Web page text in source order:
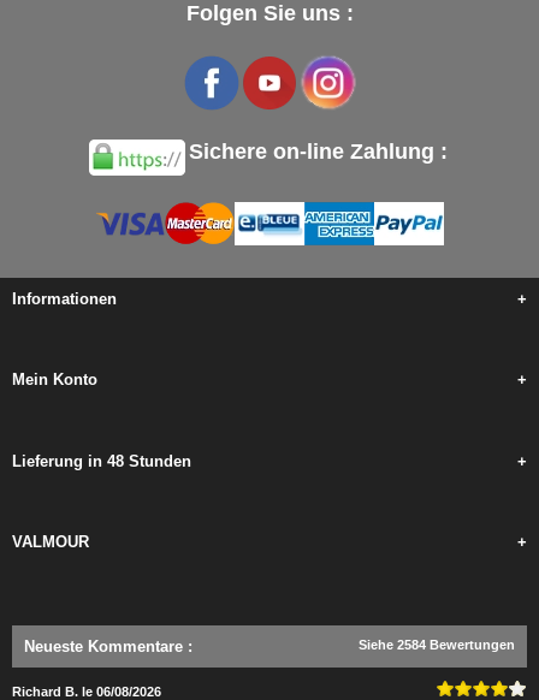
Folgen Sie uns :
Sichere on-line Zahlung :
Informationen +
Mein Konto +
Lieferung in 48 Stunden +
VALMOUR +
Neueste Kommentare : Siehe 2584 Bewertungen
Richard B. le 06/08/2026